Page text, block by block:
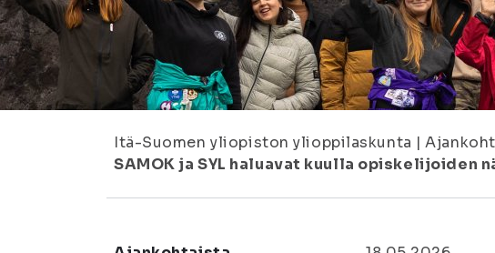
Itä-Suomen yliopiston ylioppilaskunta |
SAMOK ja SYL haluavat kuulla opiskelijoiden